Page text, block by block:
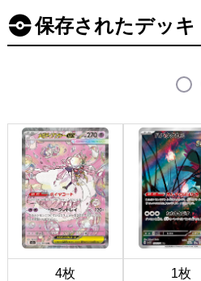
保存されたデッキ
4枚 1枚